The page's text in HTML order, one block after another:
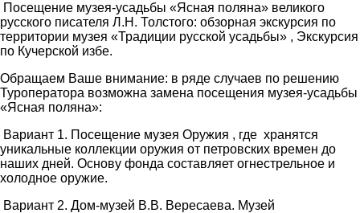
Посещение музея-усадьбы «Ясная поляна» великого
русского писателя Л.Н. Толстого: обзорная экскурсия по
территории музея «Традиции русской усадьбы» , Экскурсия
по Кучерской избе.
Обращаем Ваше внимание: в ряде случаев по решению
Туроператора возможна замена посещения музея-усадьбы
«Ясная поляна»:
Вариант 1. Посещение музея Оружия , где хранятся
уникальные коллекции оружия от петровских времен до
наших дней. Основу фонда составляет огнестрельное и
холодное оружие.
Вариант 2. Дом-музей В.В. Вересаева. Музей